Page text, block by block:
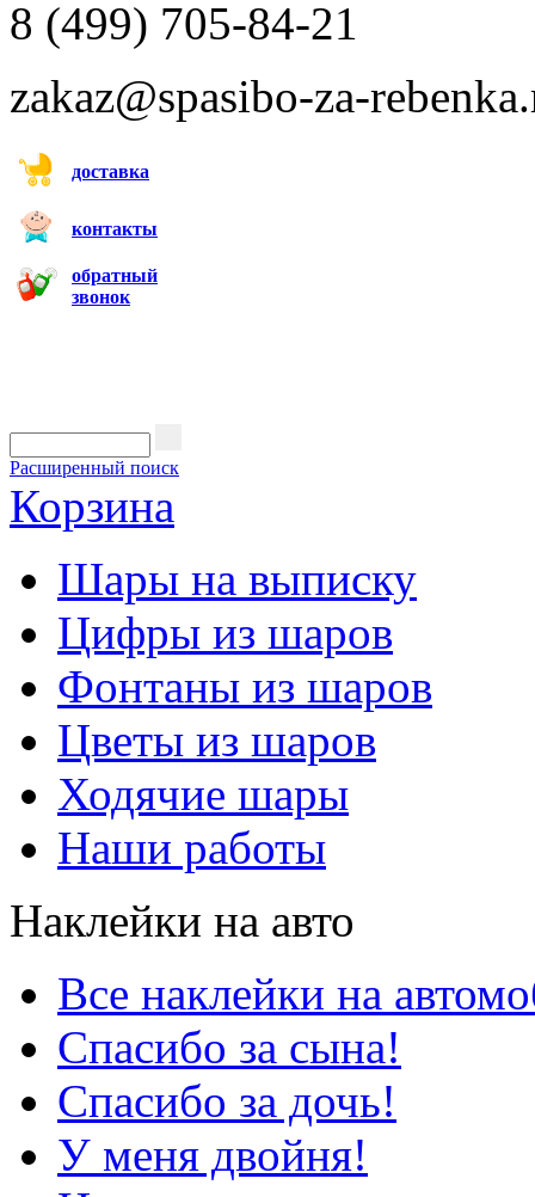
8 (499) 705-84-21
zakaz@spasibo-za-
доставка
контакты
обратный
звонок
Расширенный поиск
Корзина
Шары на выписку
Цифры из шаров
Фонтаны из шаров
Цветы из шаров
Ходячие шары
Наши работы
Наклейки на авто
Все наклейки на
Спасибо за сына!
Спасибо за дочь!
У меня двойня!